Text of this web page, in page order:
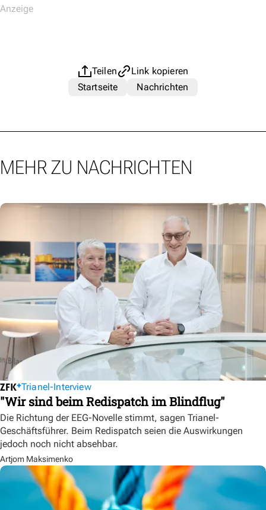
Teilen
Link kopieren
Startseite
Nachrichten
MEHR ZU NACHRICHTEN
Trianel-Interview
"Wir sind beim Redispatch im Blindflug"
Die Richtung der EEG-Novelle stimmt, sagen Trianel-
Geschäftsführer. Beim Redispatch seien die Auswirkungen
jedoch noch nicht absehbar.
Artjom Maksimenko